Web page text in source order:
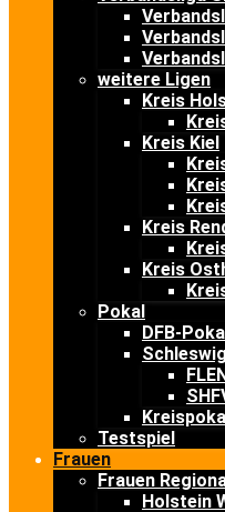
weitere Ligen
Kreis
Kreis Kiel
Kreis
Kreis
Pokal
DFB-
Testspiel
Frauen
Frauen
Holstein